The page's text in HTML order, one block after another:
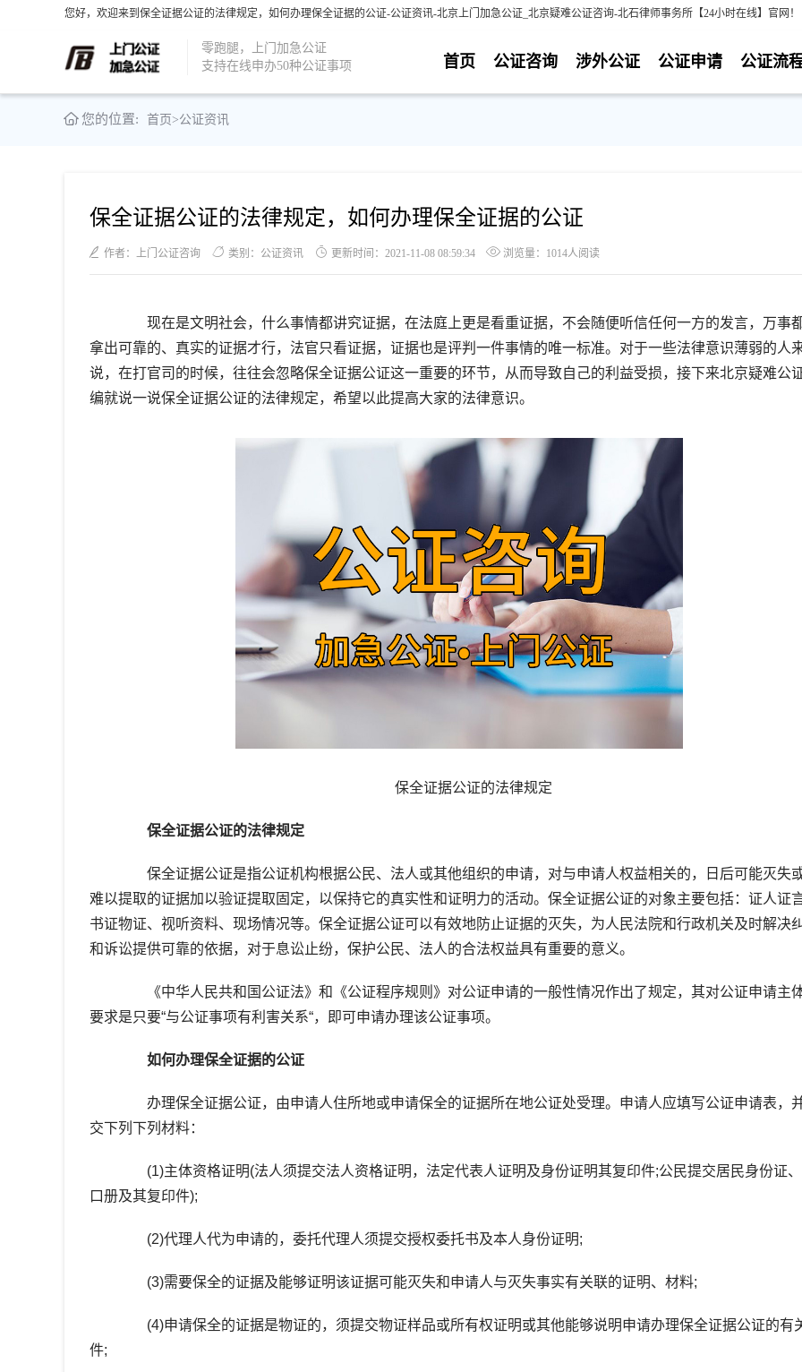
您好，欢迎来到保全证据公证的法律规定，如何办理保全证据的公证-公证资讯-北京上门加急公证_北京疑难公证咨询-北石律师事务所【24小时在线】官网！
零跑腿，上门加急公证
支持在线申办50种公证事项
公证流
公证申请
涉外公证
公证咨询
首页
您的位置: 首页>公证资讯
保全证据公证的法律规定，如何办理保全证据的公证
作者：上门公证咨询 类别：公证资讯 更新时间：2021-11-08 08:59:34 浏览量：1014人阅读
现在是文明社会，什么事情都讲究证据，在法庭上更是看重证据，不会随便听信任何一方的发言，万事
拿出可靠的、真实的证据才行，法官只看证据，证据也是评判一件事情的唯一标准。对于一些法律意识薄弱的人
说，在打官司的时候，往往会忽略保全证据公证这一重要的环节，从而导致自己的利益受损，接下来北京疑难公
编就说一说保全证据公证的法律规定，希望以此提高大家的法律意识。
保全证据公证的法律规定
保全证据公证的法律规定
保全证据公证是指公证机构根据公民、法人或其他组织的申请，对与申请人权益相关的，日后可能灭失
难以提取的证据加以验证提取固定，以保持它的真实性和证明力的活动。保全证据公证的对象主要包括：证人证言
书证物证、视听资料、现场情况等。保全证据公证可以有效地防止证据的灭失，为人民法院和行政机关及时解决
和诉讼提供可靠的依据，对于息讼止纷，保护公民、法人的合法权益具有重要的意义。
《中华人民共和国公证法》和《公证程序规则》对公证申请的一般性情况作出了规定，其对公证申请主
要求是只要“与公证事项有利害关系“，即可申请办理该公证事项。
如何办理保全证据的公证
办理保全证据公证，由申请人住所地或申请保全的证据所在地公证处受理。申请人应填写公证申请表，
交下列下列材料：
(1)主体资格证明(法人须提交法人资格证明，法定代表人证明及身份证明其复印件;公民提交居民身份证
口册及其复印件);
(2)代理人代为申请的，委托代理人须提交授权委托书及本人身份证明;
(3)需要保全的证据及能够证明该证据可能灭失和申请人与灭失事实有关联的证明、材料;
(4)申请保全的证据是物证的，须提交物证样品或所有权证明或其他能够说明申请办理保全证据公证的有
件;